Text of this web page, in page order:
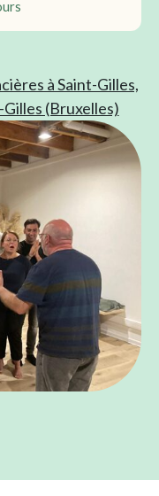
à Saint-Gilles,
(Bruxelles)